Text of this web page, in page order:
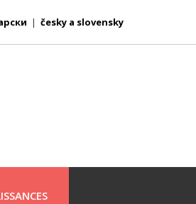
| česky a slovensky